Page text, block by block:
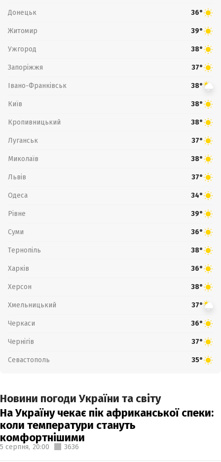
Донецьк 36°
Житомир 39°
Ужгород 38°
Запоріжжя 37°
Івано-Франківськ 38°
Київ 38°
Кропивницький 38°
Луганськ 37°
Миколаїв 38°
Львів 37°
Одеса 34°
Рівне 39°
Суми 36°
Тернопіль 38°
Харків 36°
Херсон 38°
Хмельницький 37°
Черкаси 36°
Чернігів 37°
Севастополь 35°
Новини погоди України та світу
На Україну чекає пік африканської спеки:
коли температури стануть
комфортнішими
5 серпня, 20:00 3636